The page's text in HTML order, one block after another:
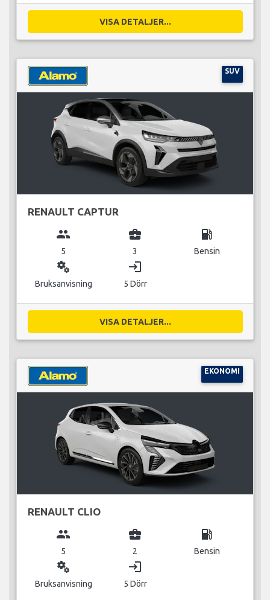
VISA DETALJER...
SUV
RENAULT CAPTUR
group
5
business_center
3
local_gas_station
Bensin
miscellaneous_services
Bruksanvisning
login
5 Dörr
VISA DETALJER...
EKONOMI
RENAULT CLIO
group
5
business_center
2
local_gas_station
Bensin
miscellaneous_services
Bruksanvisning
login
5 Dörr